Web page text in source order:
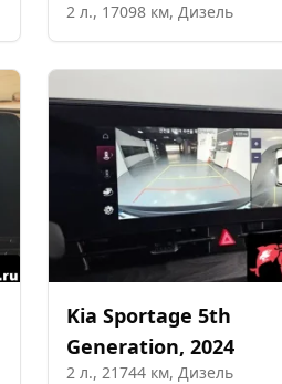
2 л., 17098 км, Дизель
Kia Sportage 5th
Generation, 2024
2 л., 21744 км, Дизель